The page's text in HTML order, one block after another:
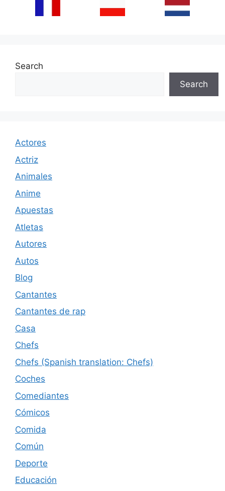
Search
Search
Actores
Actriz
Animales
Anime
Apuestas
Atletas
Autores
Autos
Blog
Cantantes
Cantantes de rap
Casa
Chefs
Chefs (Spanish translation: Chefs)
Coches
Comediantes
Cómicos
Comida
Común
Deporte
Educación